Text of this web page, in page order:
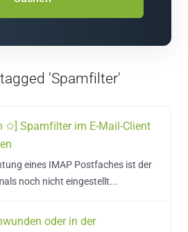
'Spamfilter'
✩] Spamfilter im E-Mail-Client
eines IMAP Postfaches ist der
noch nicht eingestellt...
oder in der